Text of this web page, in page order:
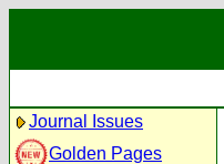
Journal Issues
Golden Pages